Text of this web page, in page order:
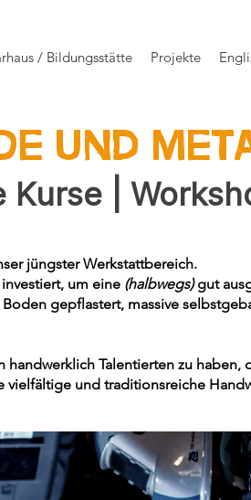
/ Bildungsstätte Projekte
und
Kurse|
jüngster Werkstattbereich.
um eine (halbwegs)gut
gepflastert, massive
handwerklich Talentierten zu
vielfältige und traditionsreiche